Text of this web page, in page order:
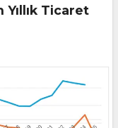
Ticaret